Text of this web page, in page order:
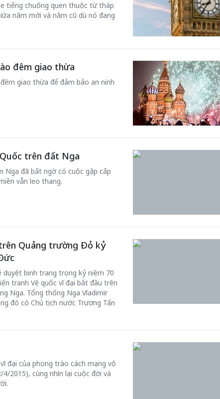
tiếng chuông quen thuộc từ tháp
năm mới và năm cũ dù nó đang
đêm giao thừa
giao thừa để đảm bảo an ninh
trên đất Nga
Nga đã bất ngờ có cuộc gặp cấp
vẫn leo thang.
Quảng trường Đỏ kỷ
duyệt binh trang trọng kỷ niệm 70
tranh Vệ quốc vĩ đại bắt đầu trên
Nga. Tổng thống Nga Vladimir
đó có Chủ tịch nước Trương Tấn
đại của phong trào cách mạng vô
2015), cùng nhìn lại cuộc đời và